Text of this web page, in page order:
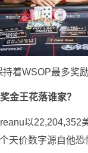
持着WSOP最多奖
金王花落谁家？
以22,204,352
天价数字源自他